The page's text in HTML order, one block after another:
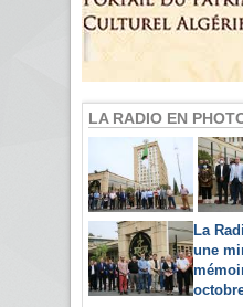
LA RADIO EN
La
une